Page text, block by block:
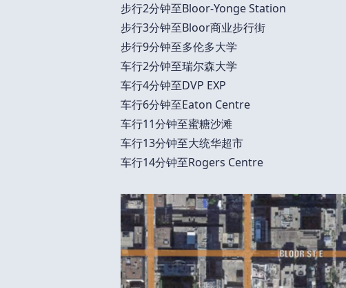
步行2分钟至Bloor-Yonge Station
步行3分钟至Bloor商业步行街
步行9分钟至多伦多大学
车行2分钟至瑞尔森大学
车行4分钟至DVP EXP
车行6分钟至Eaton Centre
车行11分钟至蜜糖沙滩
车行13分钟至大统华超市
车行14分钟至Rogers Centre